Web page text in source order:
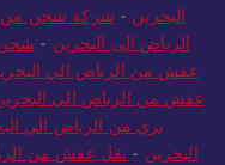
البحرين - شركة شحن من
الرياض الى البحرين - شحن
عفش من الرياض الي
عفش من الرياض الى
بري من الرياض الي
البحرين - نقل عفش من